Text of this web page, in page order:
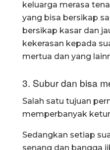
keluarga merasa
yang bisa bersikap
bersikap kasar dan
kekerasan kepada
mertua dan yang
3. Subur dan bisa
Salah satu tujuan
memperbanyak
Sedangkan setiap
senang dan bangga